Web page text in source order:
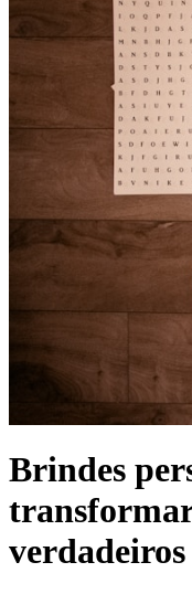
Brindes
transformar